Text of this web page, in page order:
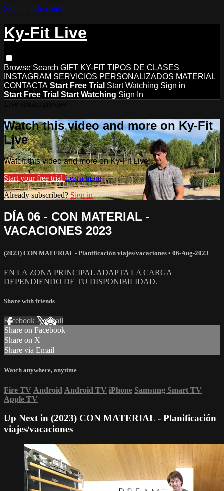
Skip to main content
Ky-Fit Live
Browse Search GIFT KY-FIT TIPOS DE CLASES
INSTAGRAM SERVICIOS PERSONALIZADOS MATERIAL
CONTACTA Start Free Trial Start Watching Sign in
Start Free Trial Start Watching Sign In
Watch this video and more on Ky-Fit
Live
Watch this video and more on Ky-Fit Live
Start your free trial Learn more
Already subscribed? Sign in
DÍA 06 - CON MATERIAL -
VACACIONES 2023
(2023) CON MATERIAL - Planificación viajes/vacaciones • 06-Aug-2023
EN LA ZONA PRINCIPAL ADAPTA LA CARGA
DEPENDIENDO DE TU DISPONIBILIDAD.
Share with friends
Facebook XEmail
Share on Facebook
Share on X
Share via Email
Watch anywhere, anytime
Fire TV Android Android TV iPhone Samsung Smart TV
Apple TV
Up Next in (2023) CON MATERIAL - Planificación
viajes/vacaciones